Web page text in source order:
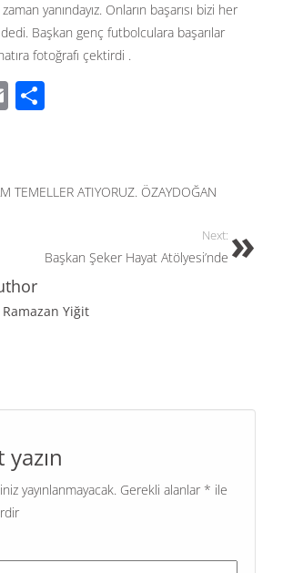
yanındayız. Onların başarısı bizi her
Başkan genç futbolculara başarılar
fotoğrafı çektirdi .
E
e
TEMELLER ATIYORUZ. ÖZAYDOĞAN
Next:
Başkan Şeker Hayat Atölyesi’nde
Ramazan Yiğit
yazın
yayınlanmayacak. Gerekli alanlar * ile